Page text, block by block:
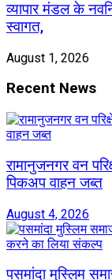
व्यापार मंडल के
स्वागत,
August 1, 2026
Recent News
रामानुजनगर वन
पिकअप वाहन जब्त
August 4, 2026
पसमांदा मुस्लिम